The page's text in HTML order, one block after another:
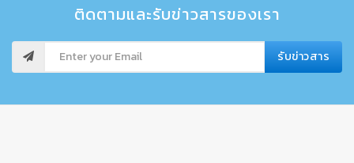
ติดตามและรับข่าวสารของเรา
รับข่าวสาร